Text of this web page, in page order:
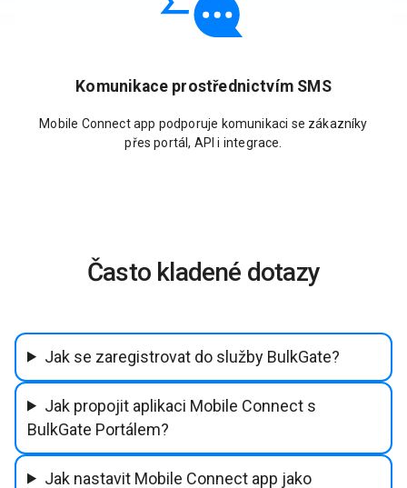
Komunikace prostřednictvím SMS
Mobile Connect app podporuje komunikaci se zákazníky
přes portál, API i integrace.
Často kladené dotazy
Jak se zaregistrovat do služby BulkGate?
Jak propojit aplikaci Mobile Connect s
BulkGate Portálem?
Jak nastavit Mobile Connect app jako